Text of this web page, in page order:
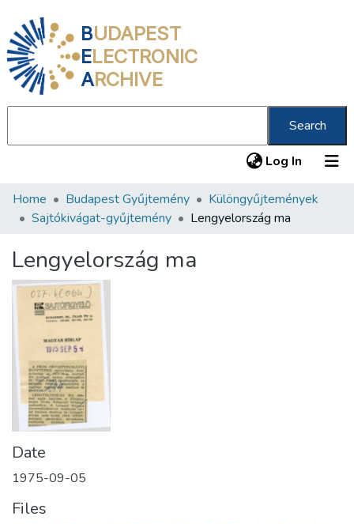
BUDAPEST
ELECTRONIC
ARCHIVE
Search
Log In (current)
Communities & Collections
Statistics
About us
Home Budapest Gyűjtemény
Különgyűjtemények
Sajtókivágat-gyűjtemény
Lengyelország ma
Lengyelország ma
Date
1975-09-05
Files